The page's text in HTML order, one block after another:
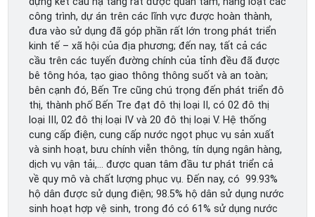
công trình, dự án trên các lĩnh vực được hoàn thành,
đưa vào sử dụng đã góp phần rất lớn trong phát triển
kinh tế – xã hội của địa phương; đến nay, tất cả các
cầu trên các tuyến đường chính của tỉnh đều đã được
bê tông hóa, tạo giao thông thông suốt và an toàn;
bên cạnh đó, Bến Tre cũng chú trọng đến phát triển đô
thị, thành phố Bến Tre đạt đô thị loại II, có 02 đô thị
loại III, 02 đô thị loại IV và 20 đô thị loại V. Hệ thống
cung cấp điện, cung cấp nước ngọt phục vụ sản xuất
và sinh hoạt, bưu chính viễn thông, tín dụng ngân hàng,
dịch vụ vận tải,… được quan tâm đầu tư phát triển cả
về quy mô và chất lượng phục vụ. Đến nay, có 99.93%
hộ dân được sử dụng điện; 98.5% hộ dân sử dụng nước
sinh hoạt hợp vệ sinh, trong đó có 61% sử dụng nước